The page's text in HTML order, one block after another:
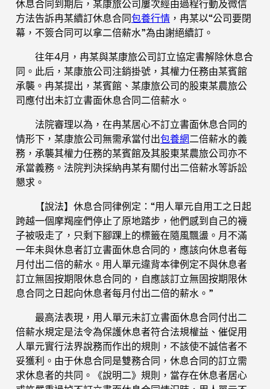
休息合同到期后，某康旅公司屢次經由過程行動及微信
方法告訴冉某續訂休息合同包養行情 ，冉某以“公司要閉
幕，不簽合同可以拿二倍薪水”為由謝絕續訂。
往年4月，冉某與某康旅公司訂立協定書解除休息合
同。此后，某康旅公司注銷掛號，其權力任務由某賓館
承襲。冉某提出，某賓館、某康旅公司的股東某農旅公
司應付出未訂立書面休息合同二倍薪水。
法院審理以為，在冉某居心不訂立書面休息合同的
情形下，某康旅公司無需承當付出包養網二倍薪水的義
務，承襲其權力任務的某賓館及其股東某農旅公司亦不
承當義務。法院判決採納冉某有關付出二倍薪水等訴訟
懇求。
【說法】休息合同律例定：“用人單元自用工之日起
跨越一個摩羯座們停止了原地踏步，他們感到自己的襪
子被吸走了，只剩下腳踝上的標籤在隨風飄盪。月不滿
一年未與休息者訂立書面休息合同的，應該向休息者每
月付出二倍的薪水。用人單元違背本律例定不與休息者
訂立無固按期限休息合同的，自應該訂立無固按期限休
息合同之日起向休息者每月付出二倍的薪水。”
最高法表現，用人單元未訂立書面休息合同付出二
倍薪水規定是法令為保護休息者符合法規權益、催促用
人單元實行法界說務而作出的規則，不該使不誠信者不
妥獲利。由于休息合同是雙務合同，休息合同的訂立需
求休息者的共同。《說明二》規則，當存在休息者居心